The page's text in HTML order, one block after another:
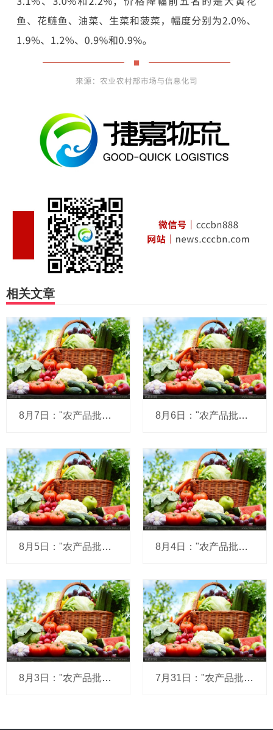
相关文章
8月7日："农产品批发价格200指数"比昨天上升0.26个点 8月6日："农产品批发价格200指数"比昨天上升0.17个点
8月5日："农产品批发价格200指数"比昨天上升0.07个点 8月4日："农产品批发价格200指数"比昨天上升0.10个点
8月3日："农产品批发价格200指数"比上周五下降0.29个点 7月31日："农产品批发价格200指数"比昨天下降0.30个点